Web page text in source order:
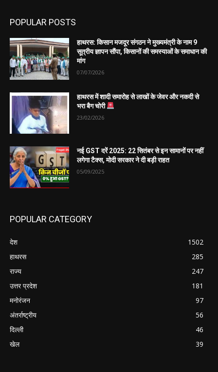
POPULAR POSTS
हाथरस: किसान मजदूर संगठन ने मुख्यमंत्री के नाम 9
सूत्रीय ज्ञापन सौंपा, किसानों की समस्याओं के समाधान की
मांग
07/07/2026
हाथरस में शादी समारोह से लाखों के जेवर और नकदी से
भरा बैग चोरी
23/02/2026
नई GST दरें 2025: 22 सितंबर से इन सामानों पर नहीं
लगेगा टैक्स, मोदी सरकार ने दी बड़ी राहत
05/09/2025
POPULAR CATEGORY
देश
1502
हाथरस
285
राज्य
247
उत्तर प्रदेश
181
मनोरंजन
97
अंतर्राष्ट्रीय
56
दिल्ली
46
खेल
39